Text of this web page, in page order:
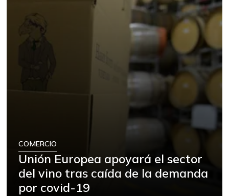
COMERCIO
Unión Europea apoyará el sector
del vino tras caída de la demanda
por covid-19